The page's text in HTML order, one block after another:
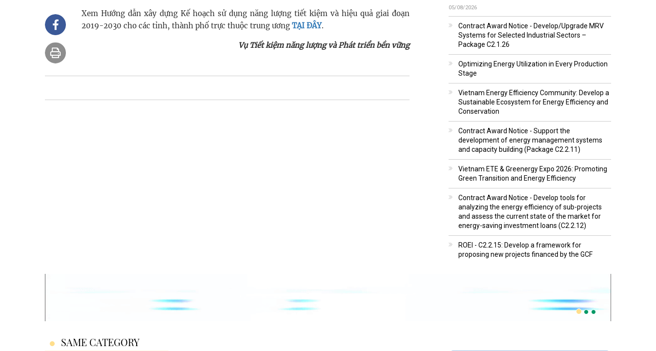
Xem Hướng dẫn xây dựng Kế hoạch sử dụng năng lượng tiết kiệm và hiệu quả giai đoạn
2019-2030 cho các tỉnh, thành phố trực thuộc trung ương TẠI ĐÂY.
Vụ Tiết kiệm năng lượng và Phát triển bền vững
05/08/2026
Contract Award Notice - Develop/Upgrade MRV
Systems for Selected Industrial Sectors –
Package C2.1.26
Optimizing Energy Utilization in Every Production
Stage
Vietnam Energy Efficiency Community: Develop a
Sustainable Ecosystem for Energy Efficiency and
Conservation
Contract Award Notice - Support the
development of energy management systems
and capacity building (Package C2.2.11)
Vietnam ETE & Greenergy Expo 2026: Promoting
Green Transition and Energy Efficiency
Contract Award Notice - Develop tools for
analyzing the energy efficiency of sub-projects
and assess the current state of the market for
energy-saving investment loans (C2.2.12)
ROEI - C2.2.15: Develop a framework for
proposing new projects financed by the GCF
SAME CATEGORY